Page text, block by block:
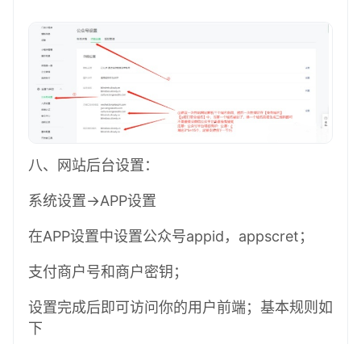
八、网站后台设置：
系统设置->APP设置
在APP设置中设置公众号appid，appscret；
支付商户号和商户密钥；
设置完成后即可访问你的用户前端；基本规则如
下